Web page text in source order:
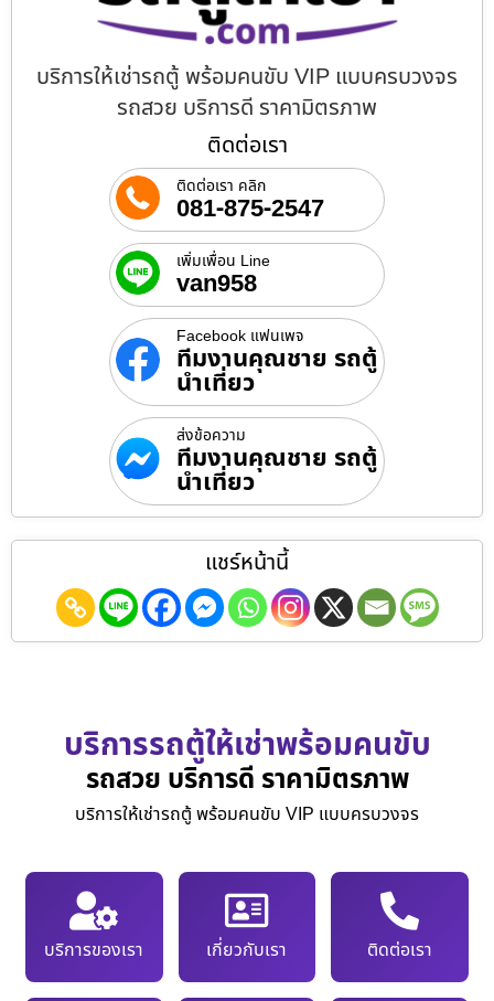
บริการให้เช่ารถตู้ พร้อมคนขับ VIP แบบครบวงจร
รถสวย บริการดี ราคามิตรภาพ
ติดต่อเรา
ติดต่อเรา คลิก
081-875-2547
เพิ่มเพื่อน Line
van958
Facebook แฟนเพจ
ทีมงานคุณชาย รถตู้
นำเที่ยว
ส่งข้อความ
ทีมงานคุณชาย รถตู้
นำเที่ยว
แชร์หน้านี้
บริการรถตู้ให้เช่าพร้อมคนขับ
รถสวย บริการดี ราคามิตรภาพ
บริการให้เช่ารถตู้ พร้อมคนขับ VIP แบบครบวงจร
บริการของเรา เกี่ยวกับเรา ติดต่อเรา